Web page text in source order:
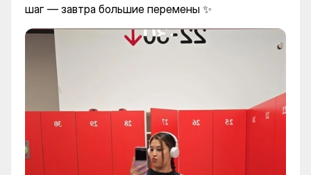
шаг — завтра большие перемены ✨